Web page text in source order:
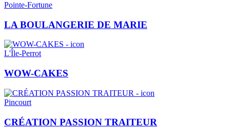
Pointe-Fortune
LA BOULANGERIE DE MARIE
L'Île-Perrot
WOW-CAKES
Pincourt
CRÉATION PASSION TRAITEUR